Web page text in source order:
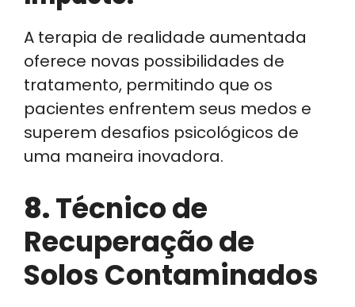
A terapia de realidade aumentada
oferece novas possibilidades de
tratamento, permitindo que os
pacientes enfrentem seus medos e
superem desafios psicológicos de
uma maneira inovadora.
8.Técnico de
Recuperação de
Solos Contaminados